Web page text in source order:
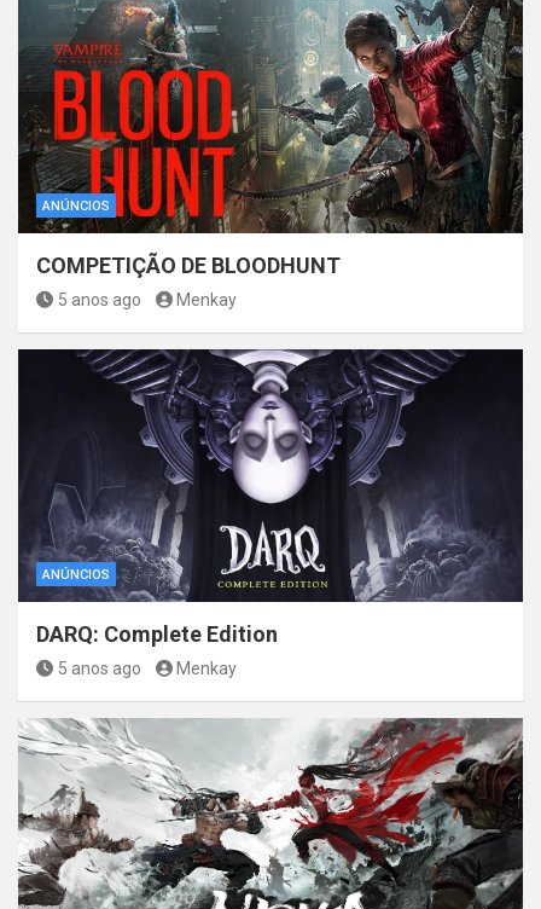
ANÚNCIOS
COMPETIÇÃO DE BLOODHUNT
5 anos ago Menkay
ANÚNCIOS
DARQ: Complete Edition
5 anos ago Menkay